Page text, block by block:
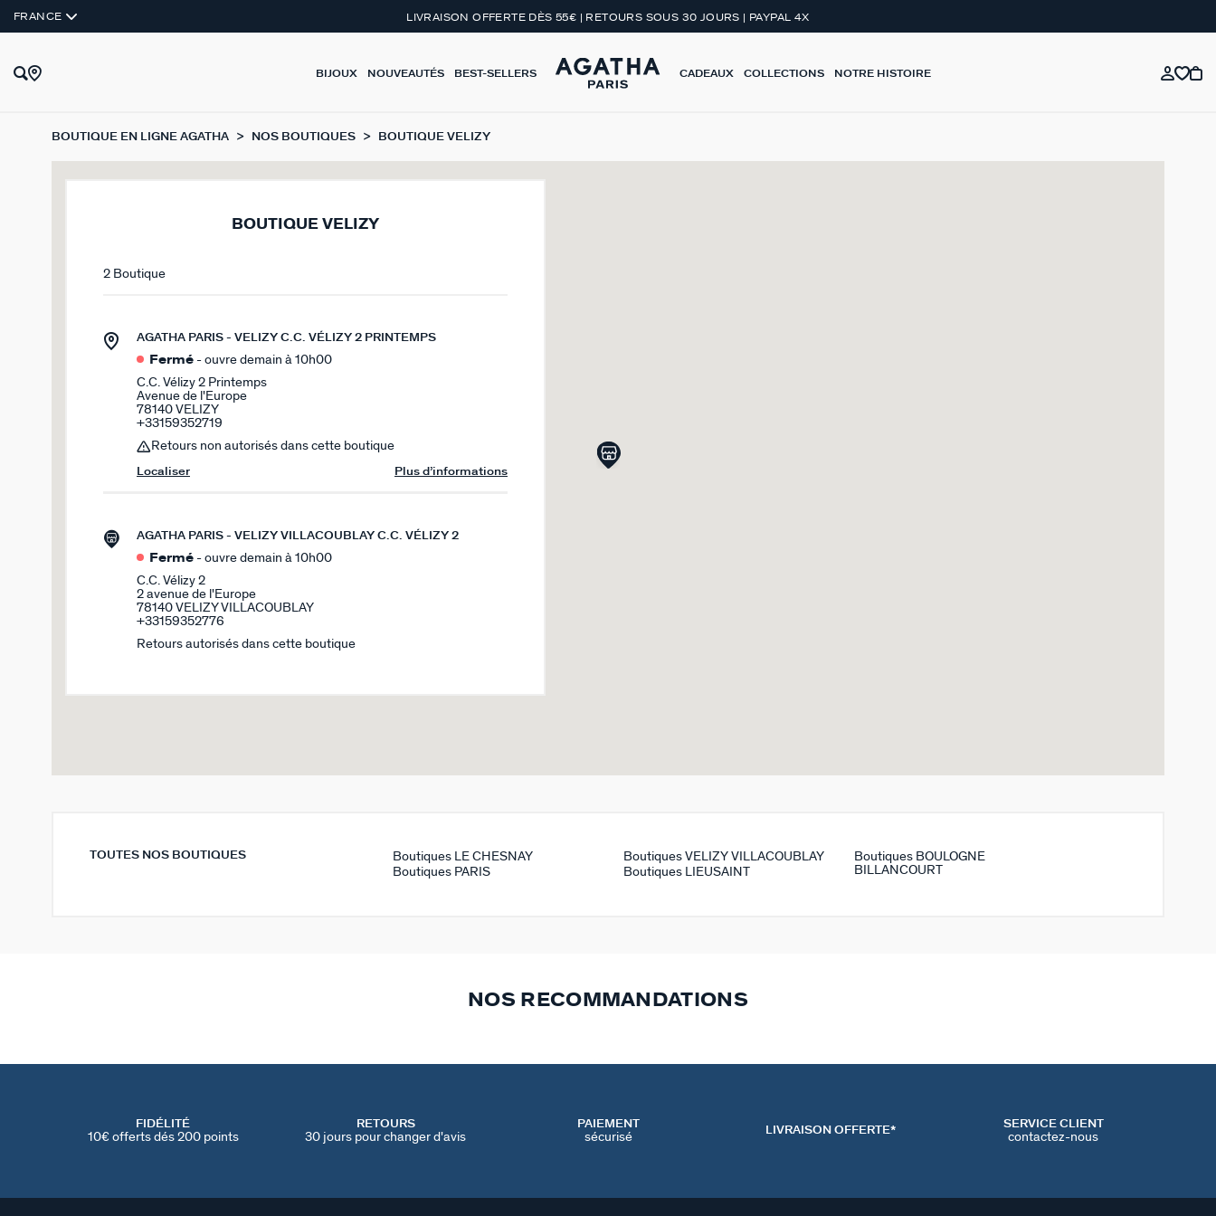
FRANCE LIVRAISON OFFERTE DÈS 55€ | RETOURS SOUS 30 JOURS | PAYPAL 4X
BIJOUX NOUVEAUTÉS BEST-SELLERS CADEAUX COLLECTIONS NOTRE HISTOIRE
BOUTIQUE EN LIGNE AGATHA NOS BOUTIQUES BOUTIQUE VELIZY
BOUTIQUE VELIZY
2 Boutique
AGATHA PARIS - VELIZY C.C. VÉLIZY 2 PRINTEMPS
Fermé - ouvre demain à 10h00
C.C. Vélizy 2 Printemps
Avenue de l'Europe
78140 VELIZY
+33159352719
Retours non autorisés dans cette boutique
Localiser Plus d’informations
AGATHA PARIS - VELIZY VILLACOUBLAY C.C. VÉLIZY 2
Fermé - ouvre demain à 10h00
C.C. Vélizy 2
2 avenue de l'Europe
78140 VELIZY VILLACOUBLAY
+33159352776
Retours autorisés dans cette boutique
TOUTES NOS BOUTIQUES
Boutiques LE CHESNAY
Boutiques PARIS
Boutiques VELIZY VILLACOUBLAY
Boutiques LIEUSAINT
Boutiques BOULOGNE
BILLANCOURT
NOS RECOMMANDATIONS
FIDÉLITÉ
10€ offerts dés 200 points
RETOURS
30 jours pour changer d'avis
PAIEMENT
sécurisé LIVRAISON OFFERTE*
SERVICE CLIENT
contactez-nous